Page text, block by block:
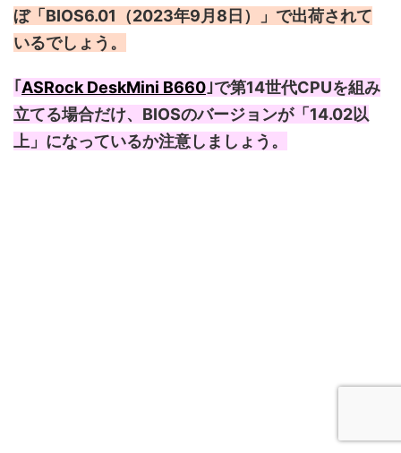
ぼ「BIOS6.01（2023年9月8日）」で出荷されて
いるでしょう。
｢ASRock DeskMini B660｣で第14世代CPUを組み
立てる場合だけ、BIOSのバージョンが「14.02以
上」になっているか注意しましょう。